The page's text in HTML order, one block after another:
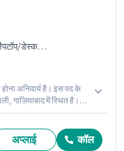
आधार कार्ड
अनिवार्य है। इस पद के
गाज़ियाबाद में स्थित है।
अप्लाई कॉल